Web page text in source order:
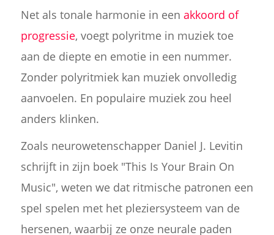
Net als tonale harmonie in een akkoord of
progressie, voegt polyritme in muziek toe
aan de diepte en emotie in een nummer.
Zonder polyritmiek kan muziek onvolledig
aanvoelen. En populaire muziek zou heel
anders klinken.
Zoals neurowetenschapper Daniel J. Levitin
schrijft in zijn boek "This Is Your Brain On
Music", weten we dat ritmische patronen een
spel spelen met het pleziersysteem van de
hersenen, waarbij ze onze neurale paden